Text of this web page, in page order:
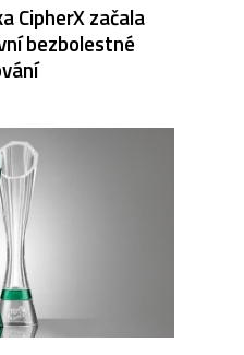
CipherX začala
bezbolestné